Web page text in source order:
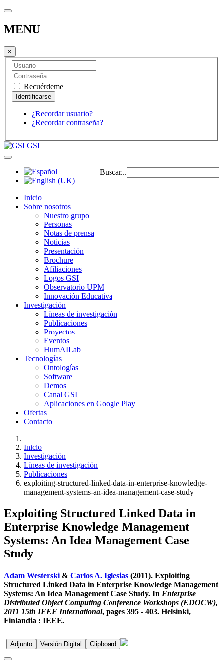
MENU
×
Recuérdeme
¿Recordar usuario?
¿Recordar contraseña?
GSI
Buscar...
Inicio
Sobre nosotros
Nuestro grupo
Personas
Notas de prensa
Noticias
Presentación
Brochure
Afiliaciones
Logos GSI
Observatorio UPM
Innovación Educativa
Investigación
Líneas de investigación
Publicaciones
Proyectos
Eventos
HumAILab
Tecnologías
Ontologías
Software
Demos
Canal GSI
Aplicaciones en Google Play
Ofertas
Contacto
Inicio
Investigación
Líneas de investigación
Publicaciones
exploiting-structured-linked-data-in-enterprise-knowledge-
management-systems-an-idea-management-case-study
Exploiting Structured Linked Data in
Enterprise Knowledge Management
Systems: An Idea Management Case
Study
Adam Westerski & Carlos A. Iglesias (2011). Exploiting
Structured Linked Data in Enterprise Knowledge Management
Systems: An Idea Management Case Study. In Enterprise
Distributed Object Computing Conference Workshops (EDOCW),
2011 15th IEEE International, pages 395 - 403. Helsinki,
Finlandia : IEEE.
Adjunto Versión Digital Clipboard